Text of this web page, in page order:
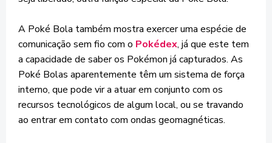
A Poké Bola também mostra exercer uma espécie de
comunicação sem fio com o Pokédex, já que este tem
a capacidade de saber os Pokémon já capturados. As
Poké Bolas aparentemente têm um sistema de força
interno, que pode vir a atuar em conjunto com os
recursos tecnológicos de algum local, ou se travando
ao entrar em contato com ondas geomagnéticas.